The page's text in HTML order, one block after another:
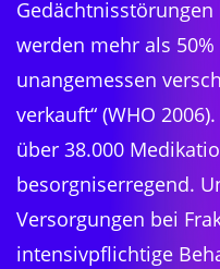
werden mehr als
unangemessen
verkauft“ (WHO
über 38.000
besorgniserregend.
Versorgungen bei
intensivpflichtige